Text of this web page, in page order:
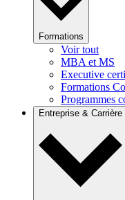
Formations
Voir tout
MBA et MS
Executive
Formations
Programmes
Entreprise & Carrière